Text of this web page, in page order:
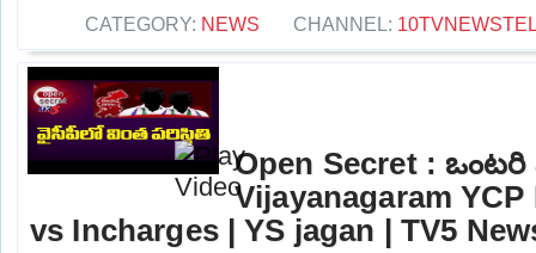
CATEGORY: NEWS CHANNEL:
Open Secret : ఒంటరి
Vijayanagaram
vs Incharges | YS jagan | TV5